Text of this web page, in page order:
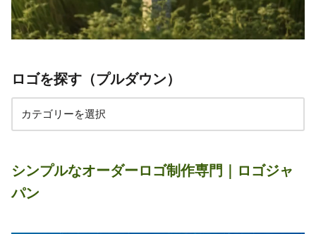
ロゴを探す（プルダウン）
シンプルなオーダーロゴ制作専門｜ロゴジャ
パン